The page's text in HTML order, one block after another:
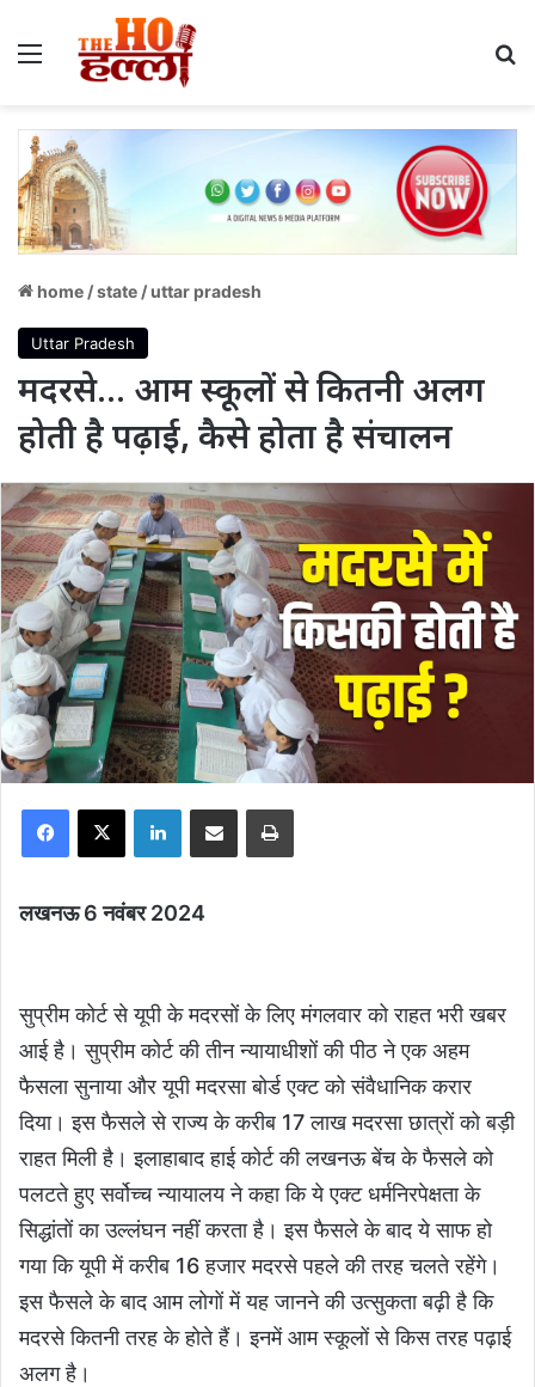
Menu
home /state /uttar pradesh
Uttar Pradesh
मदरसे… आम स्कूलों से कितनी अलग
होती है पढ़ाई, कैसे होता है संचालन
Facebook
X LinkedInShare via Email Print
लखनऊ 6 नवंबर 2024
सुप्रीम कोर्ट से यूपी के मदरसों के लिए मंगलवार को राहत भरी खबर
आई है। सुप्रीम कोर्ट की तीन न्यायाधीशों की पीठ ने एक अहम
फैसला सुनाया और यूपी मदरसा बोर्ड एक्ट को संवैधानिक करार
दिया। इस फैसले से राज्य के करीब 17 लाख मदरसा छात्रों को बड़ी
राहत मिली है। इलाहाबाद हाई कोर्ट की लखनऊ बेंच के फैसले को
पलटते हुए सर्वोच्च न्यायालय ने कहा कि ये एक्ट धर्मनिरपेक्षता के
सिद्धांतों का उल्लंघन नहीं करता है। इस फैसले के बाद ये साफ हो
गया कि यूपी में करीब 16 हजार मदरसे पहले की तरह चलते रहेंगे।
इस फैसले के बाद आम लोगों में यह जानने की उत्सुकता बढ़ी है कि
मदरसे कितनी तरह के होते हैं। इनमें आम स्कूलों से किस तरह पढ़ाई
अलग है।